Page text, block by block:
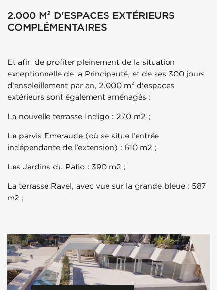
2.000 M² D'ESPACES EXTÉRIEURS
COMPLÉMENTAIRES
Et afin de profiter pleinement de la situation
exceptionnelle de la Principauté, et de ses 300 jours
d’ensoleillement par an, 2.000 m² d'espaces
extérieurs sont également aménagés :
La nouvelle terrasse Indigo : 270 m2 ;
Le parvis Emeraude (où se situe l’entrée
indépendante de l’extension) : 610 m2 ;
Les Jardins du Patio : 390 m2 ;
La terrasse Ravel, avec vue sur la grande bleue : 587
m2 ;